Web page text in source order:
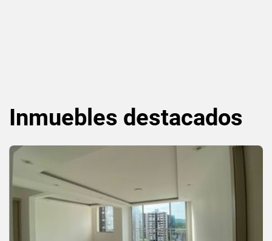
Inmuebles destacados